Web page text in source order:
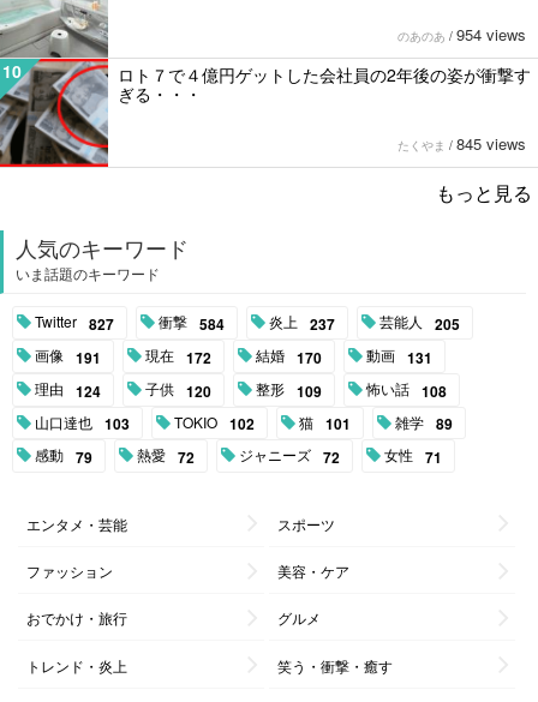
のあのあ / 954 views
10
ロト７で４億円ゲットした会社員の2年後の姿が衝撃す
ぎる・・・
たくやま / 845 views
もっと見る
人気のキーワード
いま話題のキーワード
Twitter 827 衝撃 584 炎上 237 芸能人 205
画像 191 現在 172 結婚 170 動画 131
理由 124 子供 120 整形 109 怖い話 108
山口達也 103 TOKIO 102 猫 101 雑学 89
感動 79 熱愛 72 ジャニーズ 72 女性 71
エンタメ・芸能 スポーツ
ファッション 美容・ケア
おでかけ・旅行 グルメ
トレンド・炎上 笑う・衝撃・癒す